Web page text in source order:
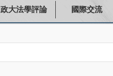
政大法學評論 國際交流